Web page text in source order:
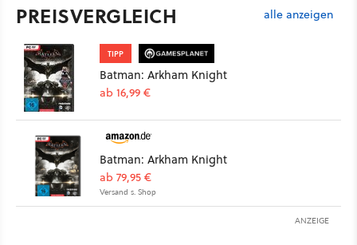
PREISVERGLEICH alle anzeigen
TIPP
Batman: Arkham Knight
ab 16,99 €
Batman: Arkham Knight
ab 79,95 €
Versand s. Shop
ANZEIGE